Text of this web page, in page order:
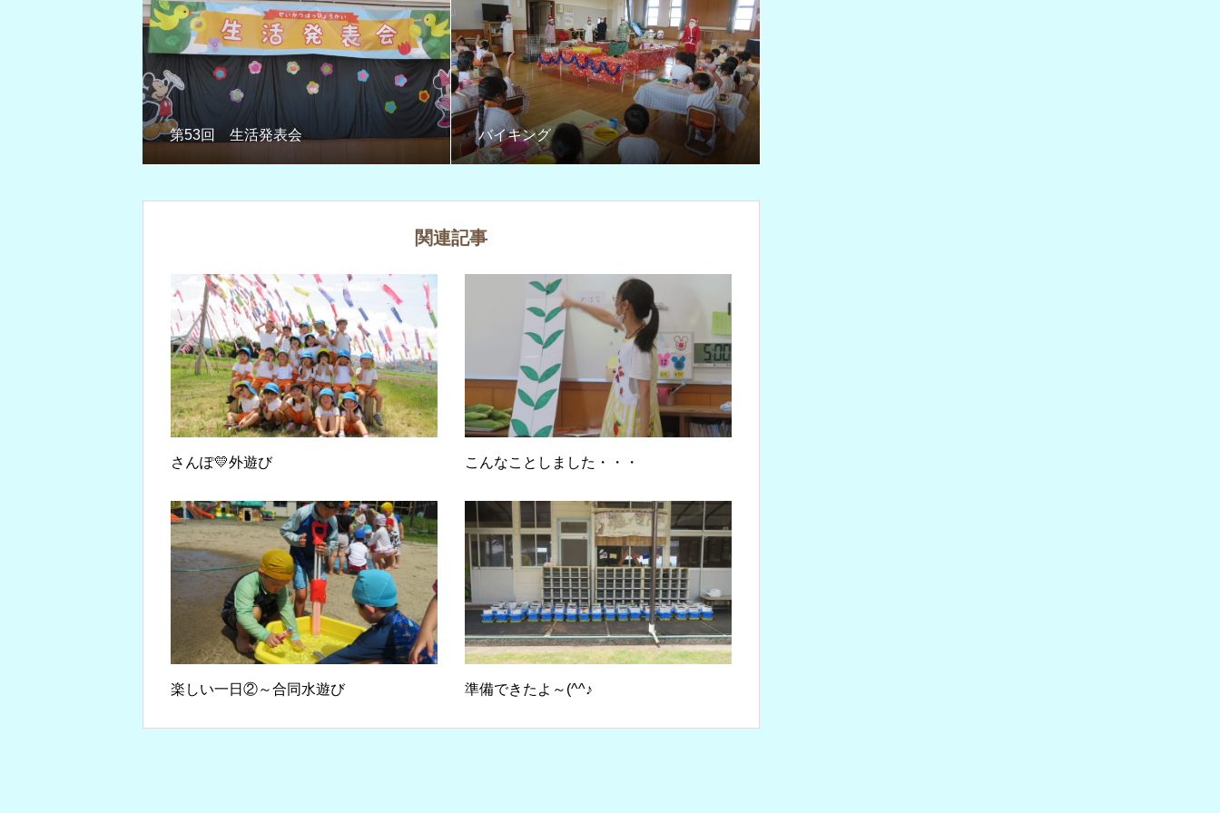
第53回 生活発表会 バイキング
関連記事
さんぽ💛外遊び こんなことしました・・・
楽しい一日②～合同水遊び 準備できたよ～(^^♪